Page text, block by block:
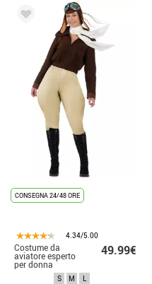
CONSEGNA 24/48 ORE
4.34/5.00
Costume da
aviatore esperto
per donna
49.99€
S M L